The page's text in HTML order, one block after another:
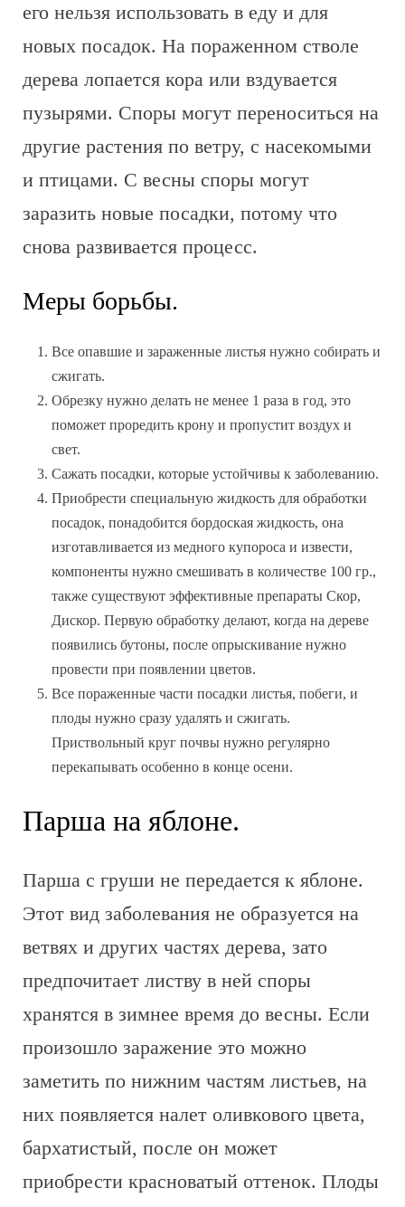
его нельзя использовать в еду и для
новых посадок. На пораженном стволе
дерева лопается кора или вздувается
пузырями. Споры могут переноситься на
другие растения по ветру, с насекомыми
и птицами. С весны споры могут
заразить новые посадки, потому что
снова развивается процесс.
Меры борьбы.
Все опавшие и зараженные листья нужно собирать и
сжигать.
Обрезку нужно делать не менее 1 раза в год, это
поможет проредить крону и пропустит воздух и
свет.
Сажать посадки, которые устойчивы к заболеванию.
Приобрести специальную жидкость для обработки
посадок, понадобится бордоская жидкость, она
изготавливается из медного купороса и извести,
компоненты нужно смешивать в количестве 100 гр.,
также существуют эффективные препараты Скор,
Дискор. Первую обработку делают, когда на дереве
появились бутоны, после опрыскивание нужно
провести при появлении цветов.
Все пораженные части посадки листья, побеги, и
плоды нужно сразу удалять и сжигать.
Приствольный круг почвы нужно регулярно
перекапывать особенно в конце осени.
Парша на яблоне.
Парша с груши не передается к яблоне.
Этот вид заболевания не образуется на
ветвях и других частях дерева, зато
предпочитает листву в ней споры
хранятся в зимнее время до весны. Если
произошло заражение это можно
заметить по нижним частям листьев, на
них появляется налет оливкового цвета,
бархатистый, после он может
приобрести красноватый оттенок. Плоды